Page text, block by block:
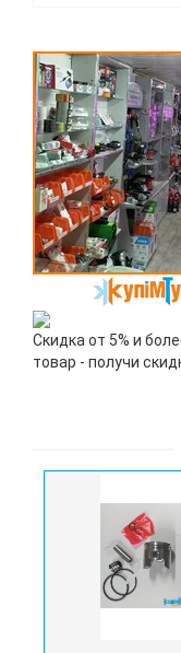
Скидка от 5% и
товар - получи